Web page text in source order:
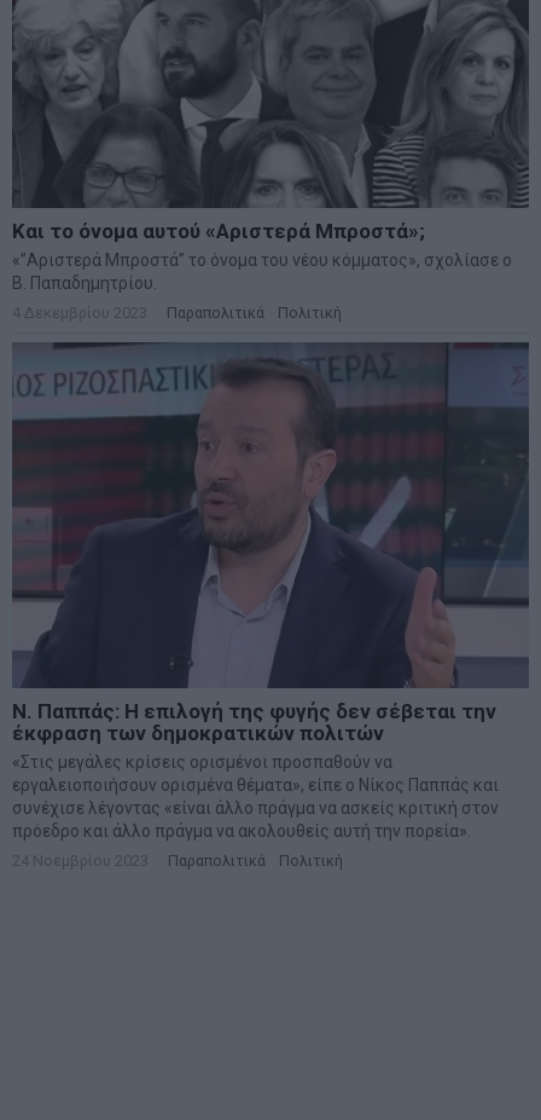
Και το όνομα αυτού «Αριστερά Μπροστά»;
«”Αριστερά Μπροστά” το όνομα του νέου κόμματος», σχολίασε ο
Β. Παπαδημητρίου.
4 Δεκεμβρίου 2023 Παραπολιτικά Πολιτική
Ν. Παππάς: Η επιλογή της φυγής δεν σέβεται την
έκφραση των δημοκρατικών πολιτών
«Στις μεγάλες κρίσεις ορισμένοι προσπαθούν να
εργαλειοποιήσουν ορισμένα θέματα», είπε ο Νίκος Παππάς και
συνέχισε λέγοντας «είναι άλλο πράγμα να ασκείς κριτική στον
πρόεδρο και άλλο πράγμα να ακολουθείς αυτή την πορεία».
24 Νοεμβρίου 2023 Παραπολιτικά Πολιτική